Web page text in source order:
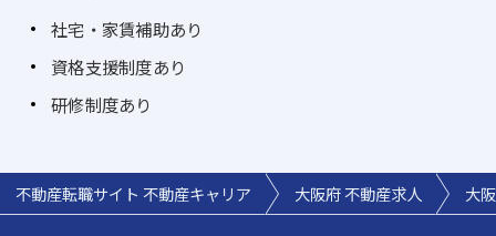
社宅・家賃補助あり
資格支援制度あり
研修制度あり
不動産転職サイト 不動産キャリア 大阪府 不動産求人 大